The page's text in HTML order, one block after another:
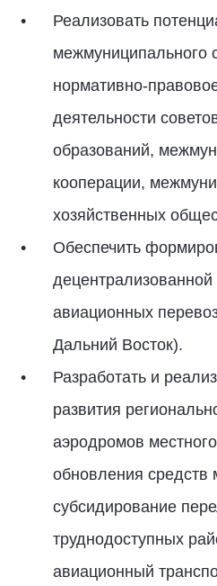
Реализовать
межмуниципального
нормативно-
деятельности
образований,
кооперации,
хозяйственных
Обеспечить
децентрализованной
авиационных
Дальний Восток).
Разработать и
развития
аэродромов
обновления средств
субсидирование
труднодоступных
авиационный